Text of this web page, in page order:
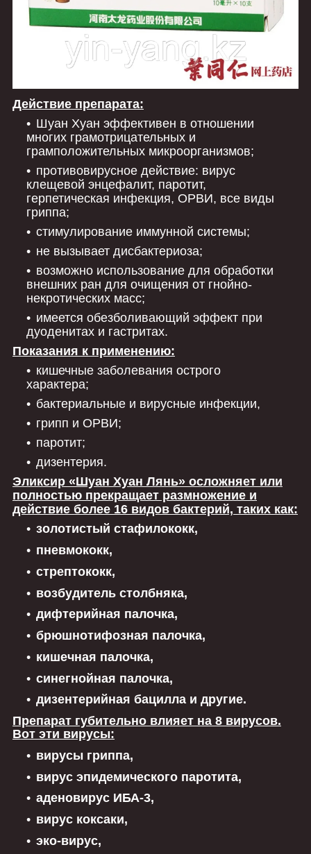
Действие препарата:
Шуан Хуан эффективен в отношении
многих грамотрицательных и
грамположительных микроорганизмов;
противовирусное действие: вирус
клещевой энцефалит, паротит,
герпетическая инфекция, ОРВИ, все виды
гриппа;
стимулирование иммунной системы;
не вызывает дисбактериоза;
возможно использование для обработки
внешних ран для очищения от гнойно-
некротических масс;
имеется обезболивающий эффект при
дуоденитах и гастритах.
Показания к применению:
кишечные заболевания острого
характера;
бактериальные и вирусные инфекции,
грипп и ОРВИ;
паротит;
дизентерия.
Эликсир «Шуан Хуан Лянь» осложняет или
полностью прекращает размножение и
действие более 16 видов бактерий, таких как:
золотистый стафилококк,
пневмококк,
стрептококк,
возбудитель столбняка,
дифтерийная палочка,
брюшнотифозная палочка,
кишечная палочка,
синегнойная палочка,
дизентерийная бацилла и другие.
Препарат губительно влияет на 8 вирусов.
Вот эти вирусы:
вирусы гриппа,
вирус эпидемического паротита,
аденовирус ИБА-3,
вирус коксаки,
эко-вирус,